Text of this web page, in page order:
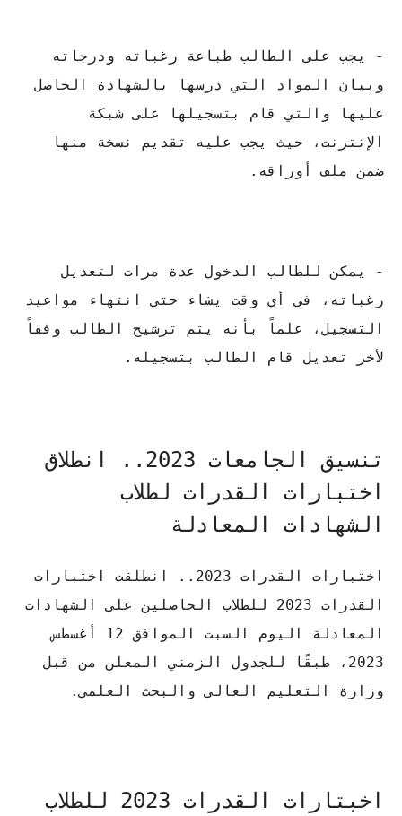
- يجب على الطالب طباعة رغباته ودرجاته
وبيان المواد التي درسها بالشهادة الحاصل
عليها والتي قام بتسجيلها على شبكة
الإنترنت، حيث يجب عليه تقديم نسخة منها
ضمن ملف أوراقه.
- يمكن للطالب الدخول عدة مرات لتعديل
رغباته، فى أي وقت يشاء حتى انتهاء مواعيد
التسجيل، علماً بأنه يتم ترشيح الطالب وفقاً
لأخر تعديل قام الطالب بتسجيله.
تنسيق الجامعات 2023.. انطلاق
اختبارات القدرات لطلاب
الشهادات المعادلة
اختبارات القدرات 2023.. انطلقت اختبارات
القدرات 2023 للطلاب الحاصلين على الشهادات
المعادلة اليوم السبت الموافق 12 أغسطس
2023، طبقًا للجدول الزمني المعلن من قبل
وزارة التعليم العالى والبحث العلمي.
اخبتارات القدرات 2023 للطلاب